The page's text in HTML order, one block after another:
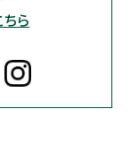
ら